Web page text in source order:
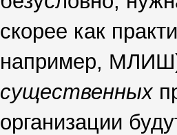
скорее как
например,
существенных
организации